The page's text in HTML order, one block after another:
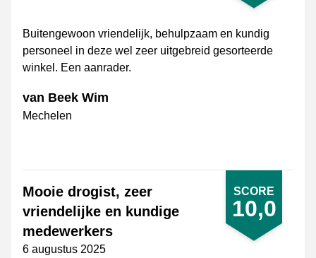
Buitengewoon vriendelijk, behulpzaam en kundig
personeel in deze wel zeer uitgebreid gesorteerde
winkel. Een aanrader.
van Beek Wim
Mechelen
SCORE
10,0
Mooie drogist, zeer
vriendelijke en kundige
medewerkers
6 augustus 2025